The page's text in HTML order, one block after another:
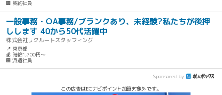
🏢 契約社員
一般事務・OA事務/ブランクあり、未経験?私たちが後押
しします 40から50代活躍中
株式会社リクルートスタッフィング
📍 東京都
💰 時給1,700円～
🏢 派遣社員
Sponsored by
この広告はECナビポイント加算対象外です。